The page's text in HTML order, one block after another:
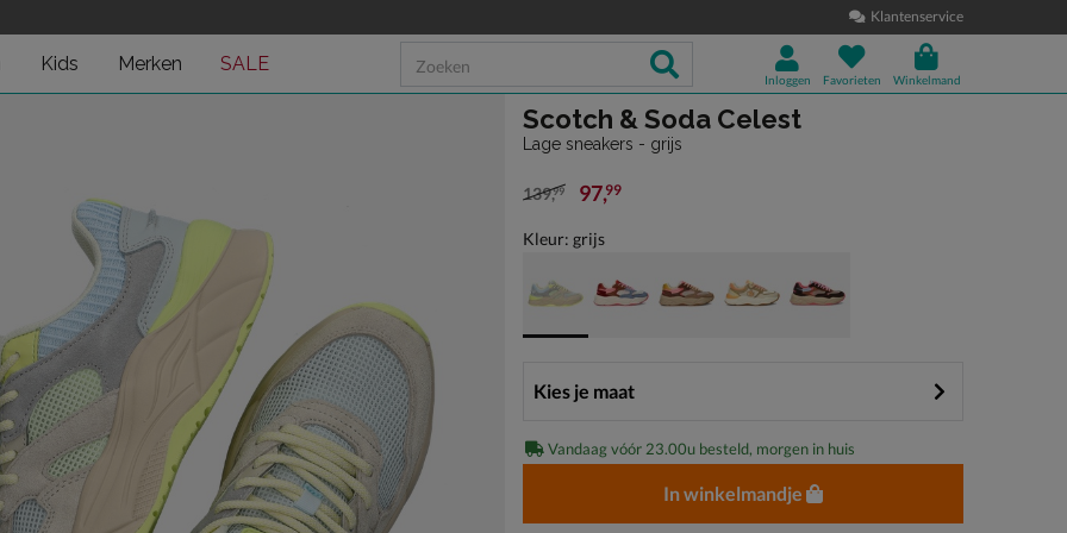
Klantenservice
Kids Merken SALE
Inloggen Favorieten Winkelmand
Scotch & Soda Celest
Lage sneakers - grijs
van € 139,99 voor € 97,99
139,99 97,99
Kleur: grijs
Kies je maat
Vandaag vóór 23.00u besteld, morgen in huis
In winkelmandje